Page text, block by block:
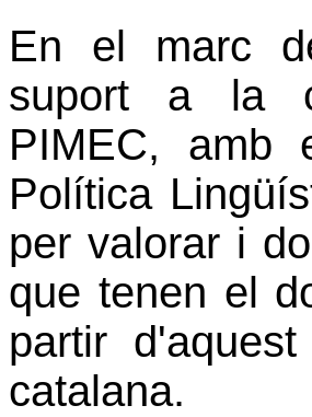
En el marc
suport a la
PIMEC, amb
Política
per valorar i
que tenen el
partir
catalana.